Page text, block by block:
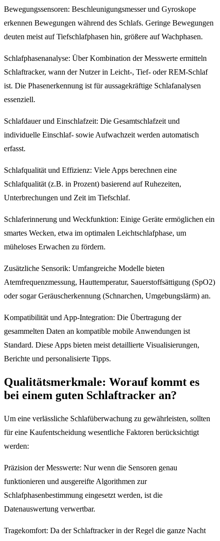
Bewegungssensoren: Beschleunigungsmesser und Gyroskope
erkennen Bewegungen während des Schlafs. Geringe Bewegungen
deuten meist auf Tiefschlafphasen hin, größere auf Wachphasen.
Schlafphasenanalyse: Über Kombination der Messwerte ermitteln
Schlaftracker, wann der Nutzer in Leicht-, Tief- oder REM-Schlaf
ist. Die Phasenerkennung ist für aussagekräftige Schlafanalysen
essenziell.
Schlafdauer und Einschlafzeit: Die Gesamtschlafzeit und
individuelle Einschlaf- sowie Aufwachzeit werden automatisch
erfasst.
Schlafqualität und Effizienz: Viele Apps berechnen eine
Schlafqualität (z.B. in Prozent) basierend auf Ruhezeiten,
Unterbrechungen und Zeit im Tiefschlaf.
Schlaferinnerung und Weckfunktion: Einige Geräte ermöglichen ein
smartes Wecken, etwa im optimalen Leichtschlafphase, um
müheloses Erwachen zu fördern.
Zusätzliche Sensorik: Umfangreiche Modelle bieten
Atemfrequenzmessung, Hauttemperatur, Sauerstoffsättigung (SpO2)
oder sogar Geräuscherkennung (Schnarchen, Umgebungslärm) an.
Kompatibilität und App-Integration: Die Übertragung der
gesammelten Daten an kompatible mobile Anwendungen ist
Standard. Diese Apps bieten meist detaillierte Visualisierungen,
Berichte und personalisierte Tipps.
Qualitätsmerkmale: Worauf kommt es
bei einem guten Schlaftracker an?
Um eine verlässliche Schlafüberwachung zu gewährleisten, sollten
für eine Kaufentscheidung wesentliche Faktoren berücksichtigt
werden:
Präzision der Messwerte: Nur wenn die Sensoren genau
funktionieren und ausgereifte Algorithmen zur
Schlafphasenbestimmung eingesetzt werden, ist die
Datenauswertung verwertbar.
Tragekomfort: Da der Schlaftracker in der Regel die ganze Nacht